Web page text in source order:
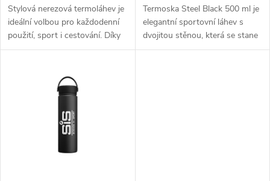
u
d
u
Stylová nerezová termoláhev je
ideální volbou pro každodenní
použití, sport i cestování. Díky
kvalitní konstrukci z nerezové
promáčknutí a zvládne...
Termoska Steel Black 500 ml je
elegantní sportovní láhev s
dvojitou stěnou, která se stane
vaším spolehlivým parťákem v